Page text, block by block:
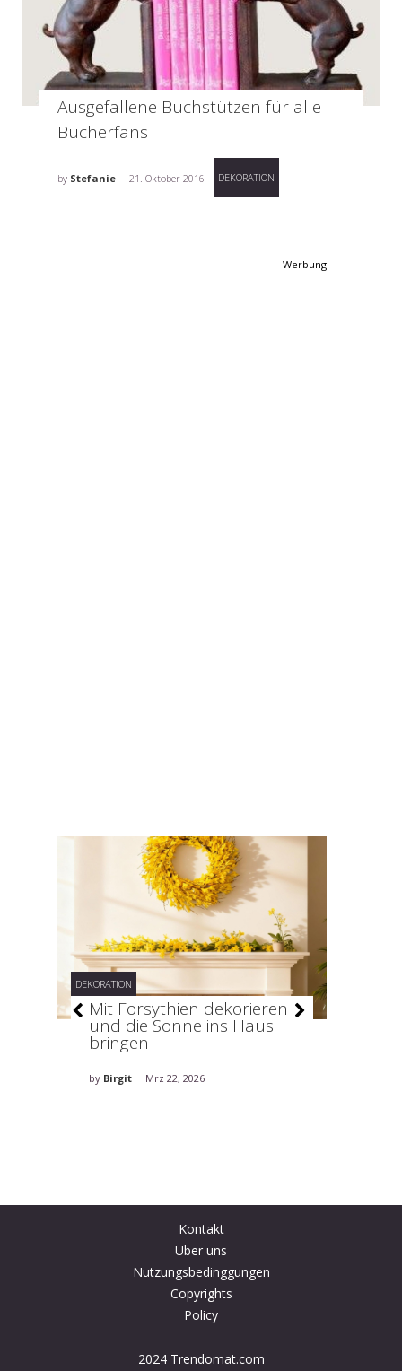
Ausgefallene Buchstützen für alle
Bücherfans
by Stefanie 21. Oktober 2016 DEKORATION
Werbung
DEKORATION
Mit Forsythien dekorieren
und die Sonne ins Haus
bringen
by Birgit Mrz 22, 2026
Kontakt
Über uns
Nutzungsbedinggungen
Copyrights
Policy
2024 Trendomat.com